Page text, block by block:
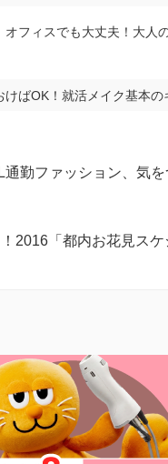
オフィスでも大丈夫！大人
けばOK！就活メイク基本の
通勤ファッション、気
2016「都内お花見スケ